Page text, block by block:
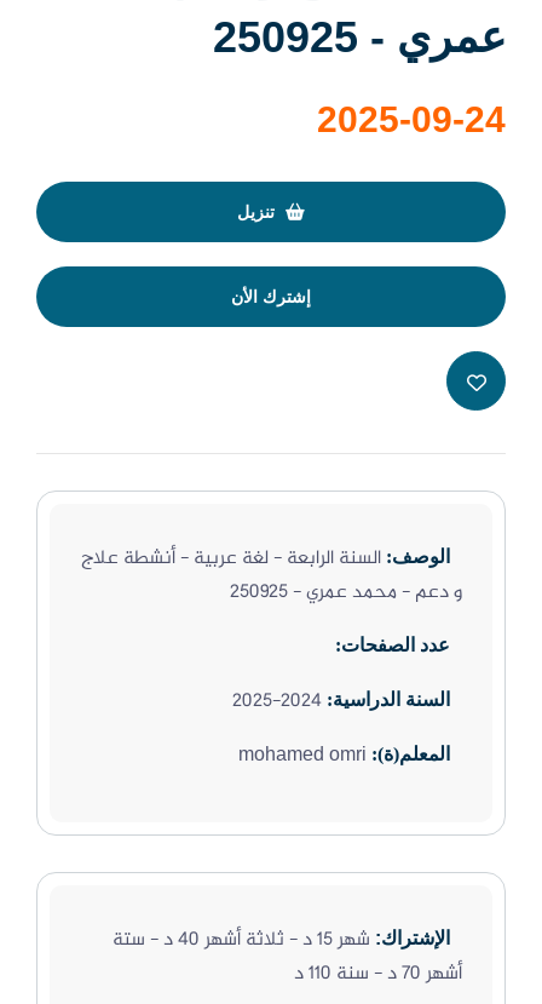
عمري - 250925
2025-09-24
تنزيل
إشترك الأن
الوصف: السنة الرابعة - لغة عربية - أنشطة علاج
و دعم - محمد عمري - 250925
عدد الصفحات:
السنة الدراسية: 2024-2025
المعلم(ة): mohamed omri
الإشتراك:
شهر 15 د - ثلاثة أشهر 40 د - ستة
أشهر 70 د - سنة 110 د